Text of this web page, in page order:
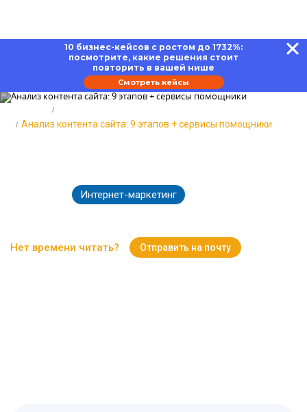
10 бизнес-кейсов с ростом до 1732%:
посмотрите, какие решения стоит
повторить в вашей нише
Смотреть кейсы
Анализ контента сайта: 9 этапов + сервисы помощники
Интернет-маркетинг
Нет времени читать? Отправить на почту